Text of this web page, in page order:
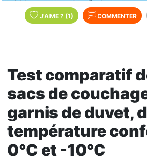
J'AIME ? (1) COMMENTER
Test comparatif
sacs de
garnis de duvet,
température
0°C et -10°C